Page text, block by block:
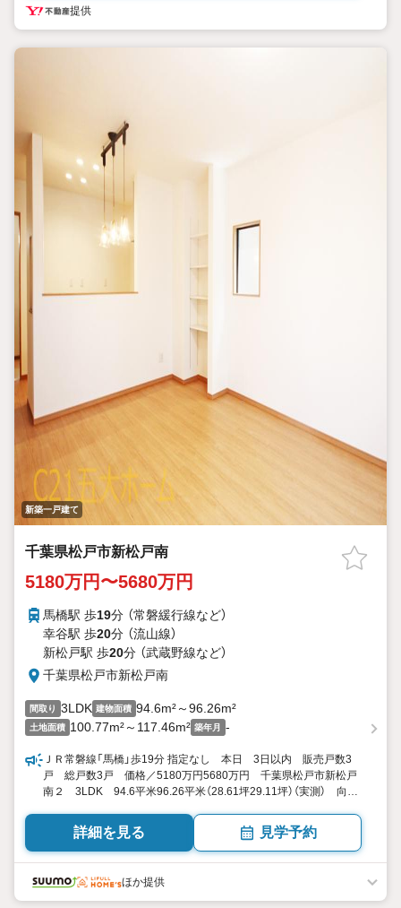
提供
新築一戸建て
千葉県松戸市新松戸南
5180万円〜5680万円
馬橋駅 歩19分 （常磐緩行線など）
幸谷駅 歩20分 （流山線）
新松戸駅 歩20分 （武蔵野線など）
千葉県松戸市新松戸南
間取り 3LDK 建物面積 94.6m²～96.26m²
土地面積 100.77m²～117.46m² 築年月 -
ＪＲ常磐線「馬橋」歩19分 指定なし 本日 3日以内 販売戸数3
戸 総戸数3戸 価格／5180万円5680万円 千葉県松戸市新松戸
南２ 3LDK 94.6平米96.26平米（28.61坪29.11坪）（実測） 向き
詳細を見る 見学予約
ほか提供